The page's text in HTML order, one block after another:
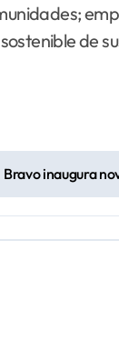
de
Bravo inaugura